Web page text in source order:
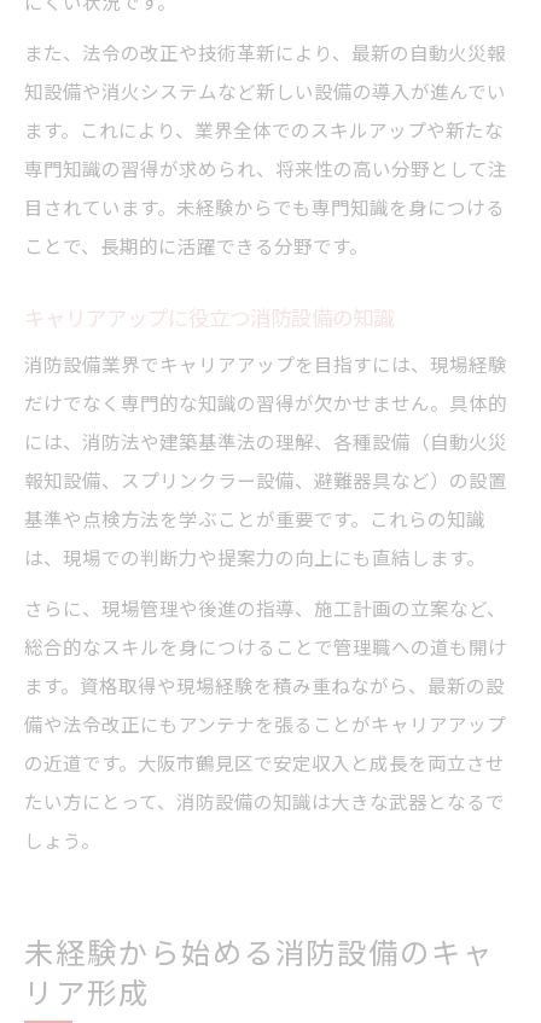
また、法令の改正や技術革新により、最新の自動火災報
知設備や消火システムなど新しい設備の導入が進んでい
ます。これにより、業界全体でのスキルアップや新たな
専門知識の習得が求められ、将来性の高い分野として注
目されています。未経験からでも専門知識を身につける
ことで、長期的に活躍できる分野です。
キャリアアップに役立つ消防設備の知識
消防設備業界でキャリアアップを目指すには、現場経験
だけでなく専門的な知識の習得が欠かせません。具体的
には、消防法や建築基準法の理解、各種設備（自動火災
報知設備、スプリンクラー設備、避難器具など）の設置
基準や点検方法を学ぶことが重要です。これらの知識
は、現場での判断力や提案力の向上にも直結します。
さらに、現場管理や後進の指導、施工計画の立案など、
総合的なスキルを身につけることで管理職への道も開け
ます。資格取得や現場経験を積み重ねながら、最新の設
備や法令改正にもアンテナを張ることがキャリアアップ
の近道です。大阪市鶴見区で安定収入と成長を両立させ
たい方にとって、消防設備の知識は大きな武器となるで
しょう。
未経験から始める消防設備のキャ
リア形成